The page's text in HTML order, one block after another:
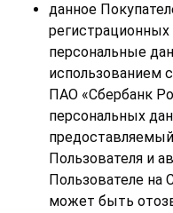
данное
персональные
использованием
ПАО «Сбербанк
персональных
Пользователя и
Пользователе на
может быть